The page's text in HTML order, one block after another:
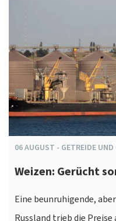
06AUGUST - GETREIDE
Weizen: Gerücht
Eine beunruhigende,
Russland trieb die